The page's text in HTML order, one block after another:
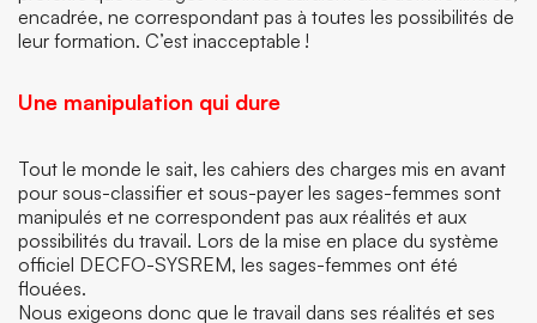
encadrée, ne correspondant pas à toutes les possibilités de
leur formation. C’est inacceptable !
Une manipulation qui dure
Tout le monde le sait, les cahiers des charges mis en avant
pour sous-classifier et sous-payer les sages-femmes sont
manipulés et ne correspondent pas aux réalités et aux
possibilités du travail. Lors de la mise en place du système
officiel DECFO-SYSREM, les sages-femmes ont été
flouées.
Nous exigeons donc que le travail dans ses réalités et ses